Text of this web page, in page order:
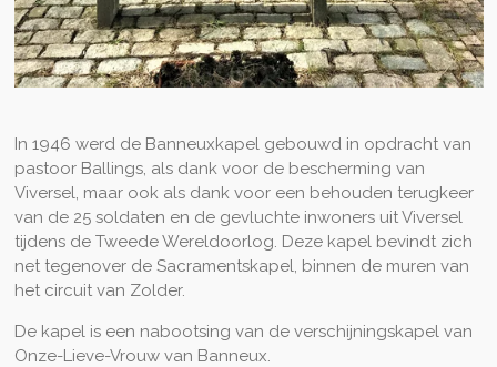
In 1946 werd de Banneuxkapel gebouwd in opdracht van
pastoor Ballings, als dank voor de bescherming van
Viversel, maar ook als dank voor een behouden terugkeer
van de 25 soldaten en de gevluchte inwoners uit Viversel
tijdens de Tweede Wereldoorlog. Deze kapel bevindt zich
net tegenover de Sacramentskapel, binnen de muren van
het circuit van Zolder.
De kapel is een nabootsing van de verschijningskapel van
Onze-Lieve-Vrouw van Banneux.